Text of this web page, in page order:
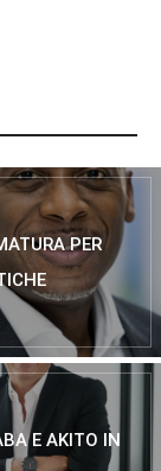
PER
E AKITO IN